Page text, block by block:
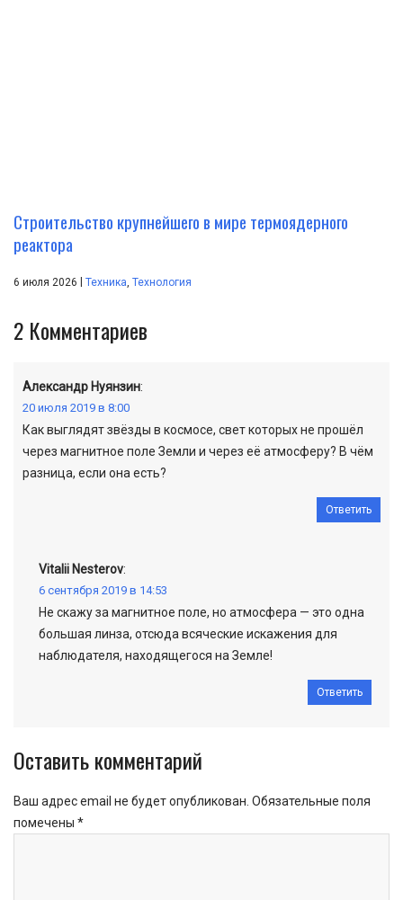
Строительство крупнейшего в мире термоядерного
реактора
6 июля 2026 Техника, Технология
2 Комментариев
Александр Нуянзин:
20 июля 2019 в 8:00
Как выглядят звёзды в космосе, свет которых не прошёл
через магнитное поле Земли и через её атмосферу? В чём
разница, если она есть?
Ответить
Vitalii Nesterov:
6 сентября 2019 в 14:53
Не скажу за магнитное поле, но атмосфера — это одна
большая линза, отсюда всяческие искажения для
наблюдателя, находящегося на Земле!
Ответить
Оставить комментарий
Ваш адрес email не будет опубликован. Обязательные поля
помечены *